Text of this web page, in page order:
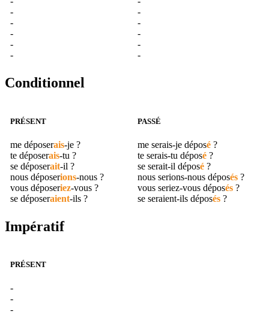
-
-
-
-
-
-
-
-
-
-
Conditionnel
PRÉSENT
me déposerais-je ?
te déposerais-tu ?
se déposerait-il ?
nous déposerions-nous ?
vous déposeriez-vous ?
se déposeraient-ils ?
PASSÉ
me serais-je déposé?
te serais-tu déposé?
se serait-il déposé?
nous serions-nous déposés?
vous seriez-vous déposés?
se seraient-ils déposés?
Impératif
PRÉSENT
-
-
-